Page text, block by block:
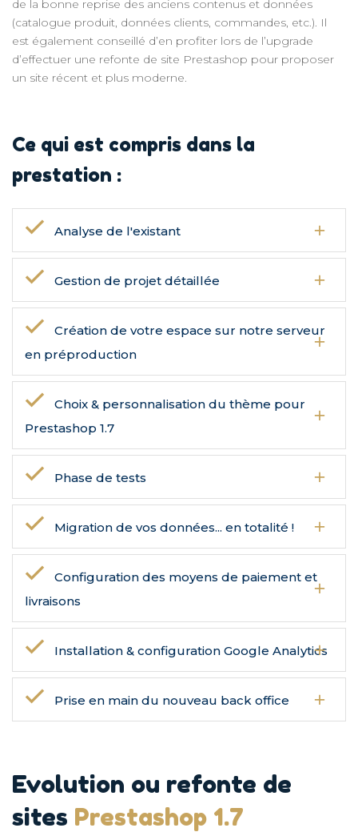
de la bonne reprise des anciens contenus et données
(catalogue produit, données clients, commandes, etc.). Il
est également conseillé d’en profiter lors de l’upgrade
d’effectuer une refonte de site Prestashop pour proposer
un site récent et plus moderne.
Ce qui est compris dans la
prestation :
Analyse de l'existant
Gestion de projet détaillée
Création de votre espace sur notre serveur
en préproduction
Choix & personnalisation du thème pour
Prestashop 1.7
Phase de tests
Migration de vos données... en totalité !
Configuration des moyens de paiement et
livraisons
Installation & configuration Google Analytics
Prise en main du nouveau back office
Evolution ou refonte de
sites Prestashop 1.7